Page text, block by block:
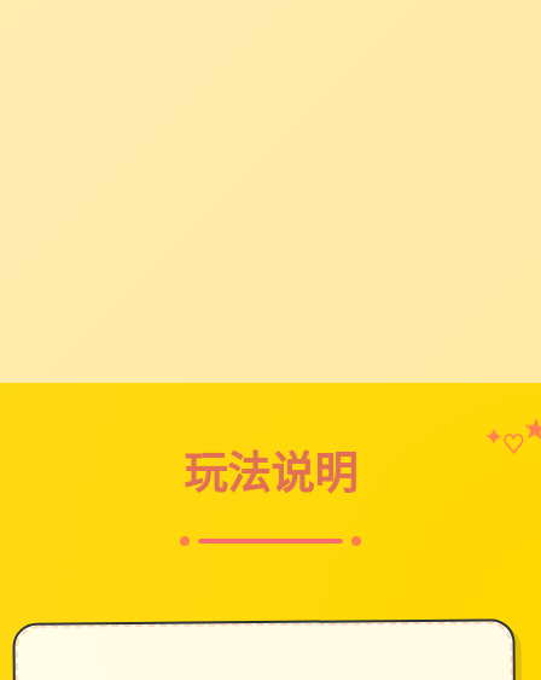
玩法说明
✦♡